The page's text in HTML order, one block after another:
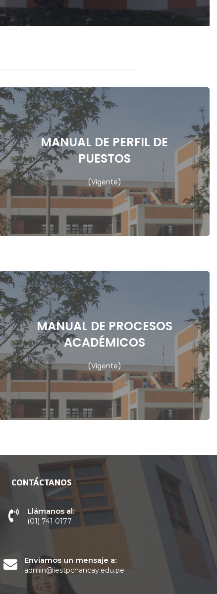
MANUAL DE PERFIL DE
PUESTOS
(Vigente)
MANUAL DE PROCESOS
ACADÉMICOS
(Vigente)
CONTÁCTANOS
Enviamos un mensaje a:
admin@iestpchancay.edu.pe
Llámanos al:
(01) 741 0177